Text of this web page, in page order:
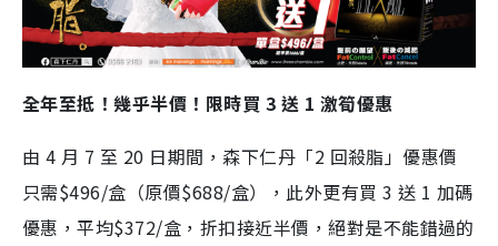
全年至抵！幾乎半價！限時買 3 送 1 激筍優惠
由 4 月 7 至 20 日期間，森下仁丹「2 回殺脂」優惠價
只需$496/盒（原價$688/盒），此外更有買 3 送 1 加碼
優惠，平均$372/盒，折扣接近半價，絕對是不能錯過的